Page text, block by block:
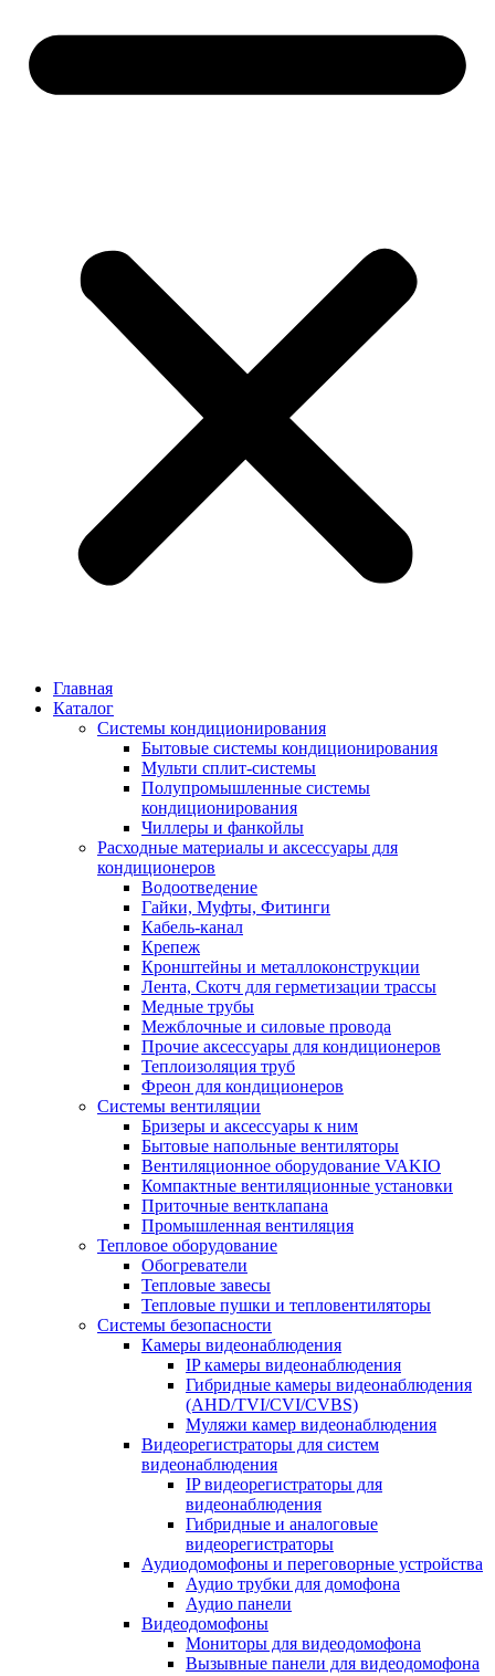
Главная
Каталог
Системы кондиционирования
Бытовые системы кондиционирования
Мульти сплит-системы
Полупромышленные системы
кондиционирования
Чиллеры и фанкойлы
Расходные материалы и аксессуары для
кондиционеров
Водоотведение
Гайки, Муфты, Фитинги
Кабель-канал
Крепеж
Кронштейны и металлоконструкции
Лента, Скотч для герметизации трассы
Медные трубы
Межблочные и силовые провода
Прочие аксессуары для кондиционеров
Теплоизоляция труб
Фреон для кондиционеров
Системы вентиляции
Бризеры и аксессуары к ним
Бытовые напольные вентиляторы
Вентиляционное оборудование VAKIO
Компактные вентиляционные установки
Приточные вентклапана
Промышленная вентиляция
Тепловое оборудование
Обогреватели
Тепловые завесы
Тепловые пушки и тепловентиляторы
Системы безопасности
Камеры видеонаблюдения
IP камеры видеонаблюдения
Гибридные камеры видеонаблюдения
(AHD/TVI/CVI/CVBS)
Муляжи камер видеонаблюдения
Видеорегистраторы для систем
видеонаблюдения
IP видеорегистраторы для
видеонаблюдения
Гибридные и аналоговые
видеорегистраторы
Аудиодомофоны и переговорные устройства
Аудио трубки для домофона
Аудио панели
Видеодомофоны
Мониторы для видеодомофона
Вызывные панели для видеодомофона